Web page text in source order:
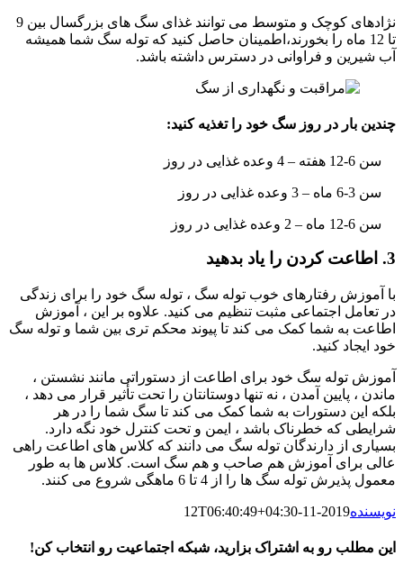
نژادهای کوچک و متوسط ​​می توانند غذای سگ های بزرگسال بین 9
تا 12 ماه را بخورند،اطمینان حاصل کنید که توله سگ شما همیشه
آب شیرین و فراوانی در دسترس داشته باشد.
چندین بار در روز سگ خود را تغذیه کنید:
سن 6-12 هفته – 4 وعده غذایی در روز
سن 3-6 ماه – 3 وعده غذایی در روز
سن 6-12 ماه – 2 وعده غذایی در روز
3. اطاعت کردن را یاد بدهید
با آموزش رفتارهای خوب توله سگ ، توله سگ خود را برای زندگی
در تعامل اجتماعی مثبت تنظیم می کنید. علاوه بر این ، آموزش
اطاعت به شما کمک می کند تا پیوند محکم تری بین شما و توله سگ
خود ایجاد کنید.
آموزش توله سگ خود برای اطاعت از دستوراتی مانند نشستن ،
ماندن ، پایین آمدن ، نه تنها دوستانتان را تحت تأثیر قرار می دهد ،
بلکه این دستورات به شما کمک می کند تا سگ شما را در هر
شرایطی که خطرناک باشد ، ایمن و تحت کنترل خود نگه دارد.
بسیاری از دارندگان توله سگ می دانند که کلاس های اطاعت راهی
عالی برای آموزش هم صاحب و هم سگ است. کلاس ها به طور
معمول پذیرش توله سگ ها را از 4 تا 6 ماهگی شروع می کنند.
نویسنده2019-11-12T06:40:49+04:30
این مطلب رو به اشتراک بزارید، شبکه اجتماعیت رو انتخاب کن!